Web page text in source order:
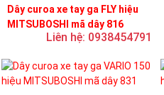
Dây curoa xe tay ga FLY hiệu
MITSUBOSHI mã dây 816
Liên hệ: 0938454791